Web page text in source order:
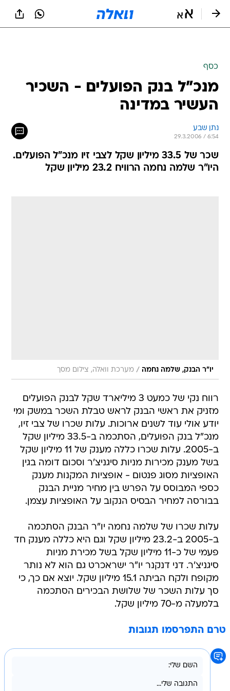
כסף
מנכ"ל בנק הפועלים - השכיר
העשיר במדינה
נתן שבע
29.3.2006 / 6:54
שכר של 33.5 מיליון שקל לצבי זיו מנכ"ל הפועלים.
היו"ר שלמה נחמה הרוויח 23.2 מיליון שקל
יו"ר הבנק, שלמה נחמה / מערכת וואלה, צילום מסך
רווח נקי של כמעט 3 מיליארד שקל לבנק הפועלים
מזניק את ראשי הבנק לראש טבלת השכר במשק ומי
יודע אולי עוד לשנים ארוכות. עלות שכרו של צבי זיו,
מנכ"ל בנק הפועלים, הסתכמה ב-33.5 מיליון שקל
ב-2005. עלות שכרו כללה מענק של 11 מיליון שקל
בשל מענק מכירות מניות סיגניצ'ר וסכום דומה בגין
האופציות מסוג פנטום - אופציות המקנות מענק
כספי המבוסס על הפרש בין מחיר מניית הבנק
בבורסה למחיר הבסיס הנקוב על האופציות עצמן.
עלות שכרו של שלמה נחמה יו"ר הבנק הסתכמה
ב-2005 ב-23.2 מיליון שקל וגם היא כללה מענק חד
פעמי של כ-11 מיליון שקל בשל מכירת מניות
סיגניצ'ר. דני דנקנר יו"ר ישראכרט גם הוא לא נותר
מקופח ולקח הביתה 15.1 מיליון שקל. יוצא אם כך, כי
סך עלות השכר של שלושת הבכירים הסתכמה
בלמעלה מ-70 מיליון שקל.
טרם התפרסמו תגובות